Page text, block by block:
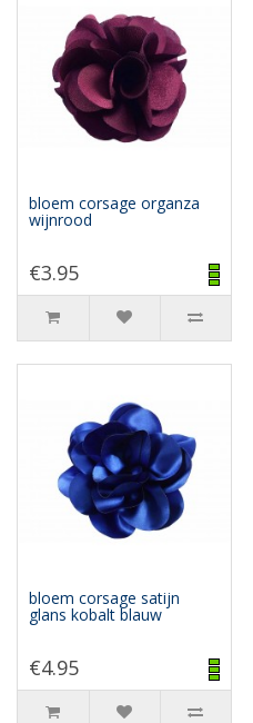
bloem corsage organza
wijnrood
€3.95
bloem corsage satijn
glans kobalt blauw
€4.95